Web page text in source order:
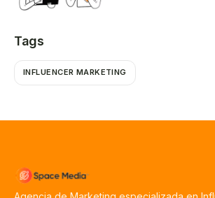
Tags
INFLUENCER MARKETING